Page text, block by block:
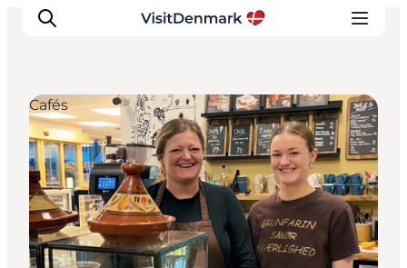
Ispirazioni
Dove andare
Cosa fare
Dove dormire
Pianifica il viaggio
Cafés